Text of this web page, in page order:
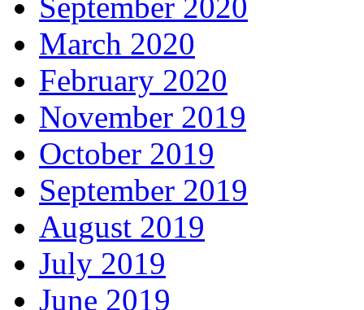
March 2020
February 2020
November 2019
October 2019
September 2019
August 2019
July 2019
June 2019